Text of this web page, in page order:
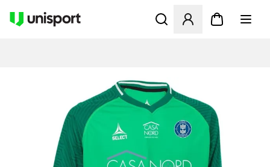
Åbner en Modal til at